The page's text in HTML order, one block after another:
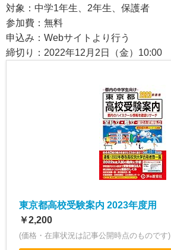
対象：中学1年生、2年生、保護者
参加費：無料
申込み：Webサイトより行う
締切り：2022年12月2日（金）10:00
東京都高校受験案内 2023年度用
￥2,200
(価格・在庫状況は記事公開時点のものです)